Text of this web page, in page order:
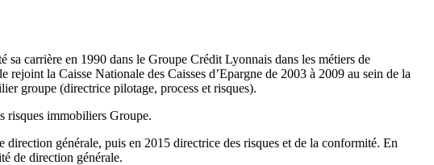
carrière en 1990 dans le Groupe Crédit Lyonnais dans les métiers de
la Caisse Nationale des Caisses d’Epargne de 2003 à 2009 au sein de la
groupe (directrice pilotage, process et risques).
risques immobiliers Groupe.
générale, puis en 2015 directrice des risques et de la conformité. En
de direction générale.